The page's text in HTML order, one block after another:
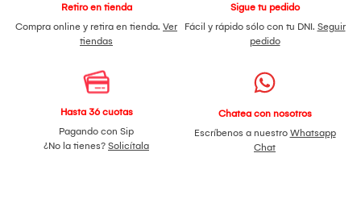
Retiro en tienda
Compra online y retira en tienda. Ver
tiendas
Sigue tu pedido
Fácil y rápido sólo con tu DNI. Seguir
pedido
Hasta 36 cuotas
Pagando con Sip
¿No la tienes? Solicítala
Chatea con nosotros
Escríbenos a nuestro Whatsapp
Chat